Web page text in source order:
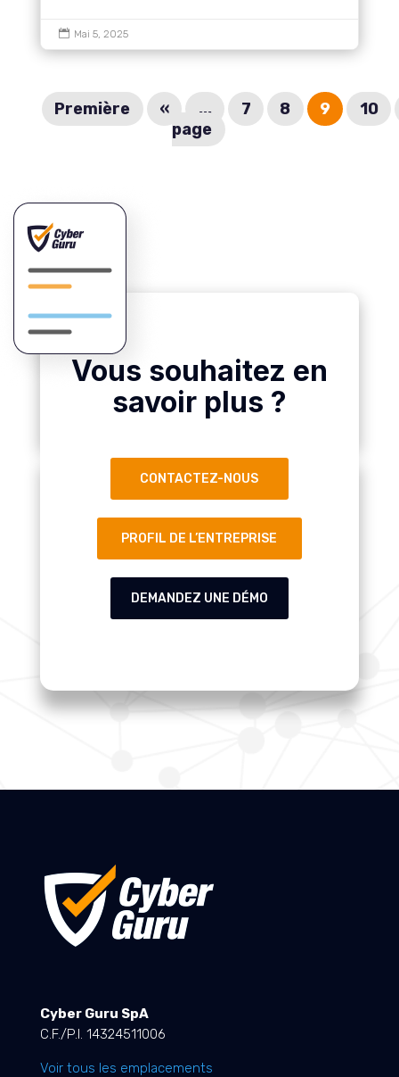
 Mai 5, 2025
Première « ... 7 8 9
10
page
Vous souhaitez en
savoir plus ?
CONTACTEZ-NOUS
PROFIL DE L’ENTREPRISE
DEMANDEZ UNE DÉMO
Cyber Guru SpA
C.F./P.I. 14324511006
Voir tous les emplacements